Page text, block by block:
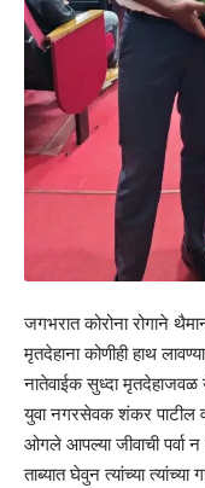
जगभरात कोरोना रोगाने
मृतदेहाना कोणीही हाथ
नातेवाईक सुध्दा मृतदेहाजवळ
युवा नगरसेवक शंकर पाटील
ओगले आपल्या जीवाची पर्वा
ताब्यात घेवुन त्यांच्या